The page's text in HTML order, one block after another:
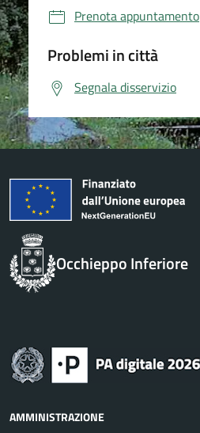
Prenota appuntamento
Problemi in città
Segnala disservizio
Occhieppo Inferiore
AMMINISTRAZIONE